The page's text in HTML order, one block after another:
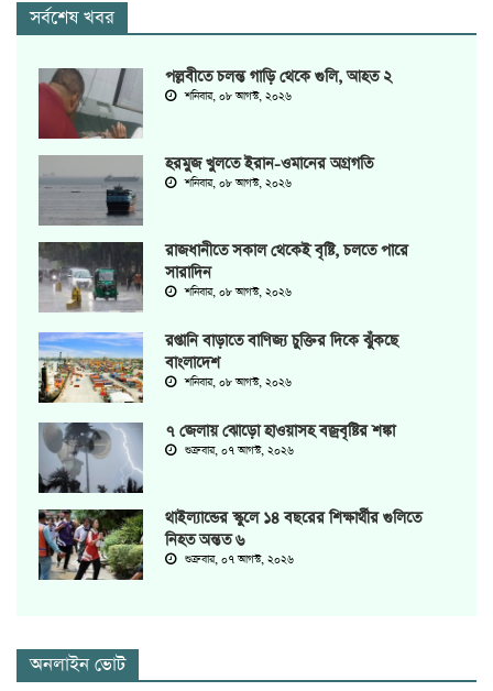
সর্বশেষ খবর
পল্লবীতে চলন্ত গাড়ি থেকে গুলি, আহত ২
শনিবার, ০৮ আগস্ট, ২০২৬
হরমুজ খুলতে ইরান-ওমানের অগ্রগতি
শনিবার, ০৮ আগস্ট, ২০২৬
রাজধানীতে সকাল থেকেই বৃষ্টি, চলতে পারে
সারাদিন
শনিবার, ০৮ আগস্ট, ২০২৬
রপ্তানি বাড়াতে বাণিজ্য চুক্তির দিকে ঝুঁকছে
বাংলাদেশ
শনিবার, ০৮ আগস্ট, ২০২৬
৭ জেলায় ঝোড়ো হাওয়াসহ বজ্রবৃষ্টির শঙ্কা
শুক্রবার, ০৭ আগস্ট, ২০২৬
থাইল্যান্ডের স্কুলে ১৪ বছরের শিক্ষার্থীর গুলিতে
নিহত অন্তত ৬
শুক্রবার, ০৭ আগস্ট, ২০২৬
অনলাইন ভোট